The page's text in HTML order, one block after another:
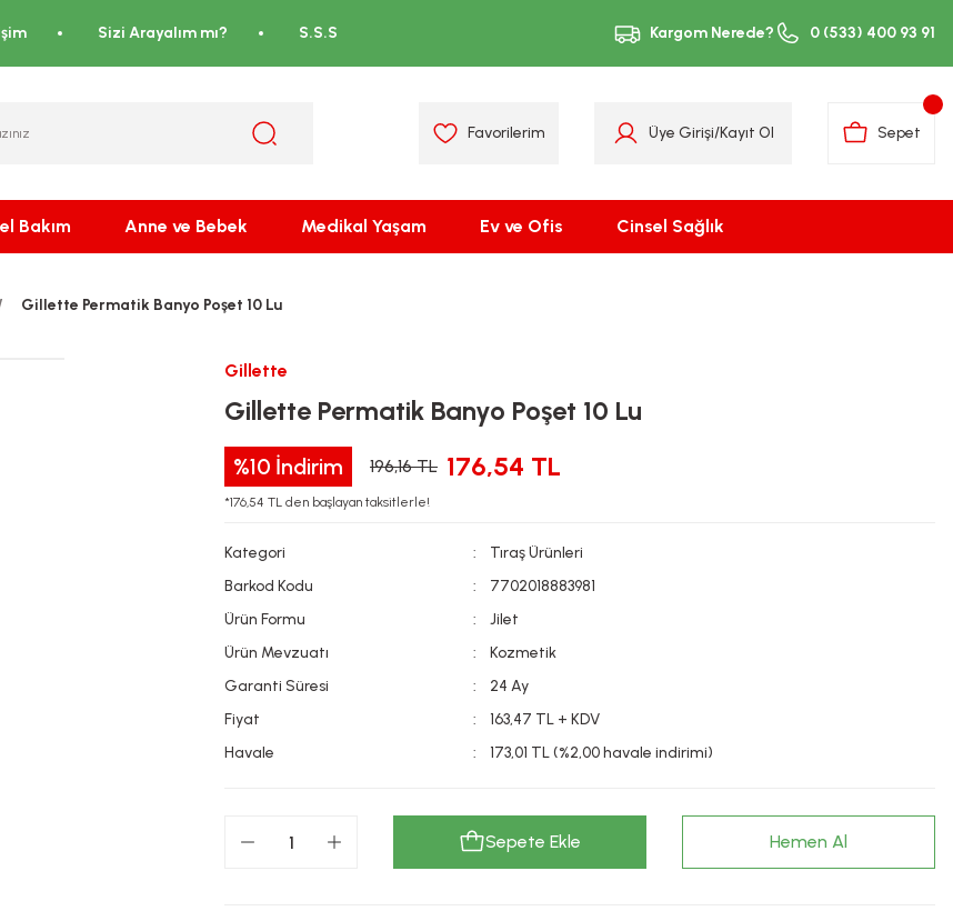
Sizi Arayalım mı? S.S.S Kargom Nerede? 0 (533) 400 93 91
Favorilerim Üye Girişi/Kayıt Ol Sepet
Bakım Anne ve Bebek Medikal Yaşam Ev ve Ofis Cinsel Sağlık
Gillette Permatik Banyo Poşet 10 Lu
Gillette
Gillette Permatik Banyo Poşet 10 Lu
%10 İndirim 196,16 TL 176,54 TL
*176,54 TL den başlayan taksitlerle!
Kategori
Tıraş Ürünleri
Barkod Kodu
7702018883981
Ürün Formu
Jilet
Ürün Mevzuatı
Kozmetik
Garanti Süresi
24 Ay
Fiyat
163,47 TL + KDV
Havale
173,01 TL (%2,00 havale indirimi)
Sepete Ekle Hemen Al